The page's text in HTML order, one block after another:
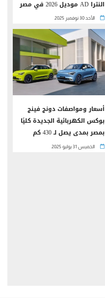
النترا AD موديل 2026 في مصر
الأحد 30 نوفمبر 2025
أسعار ومواصفات دونج فينج
بوكس الكهربائية الجديدة كليًا
بمصر بمدى يصل لـ 430 كم
الخميس 31 يوليو 2025